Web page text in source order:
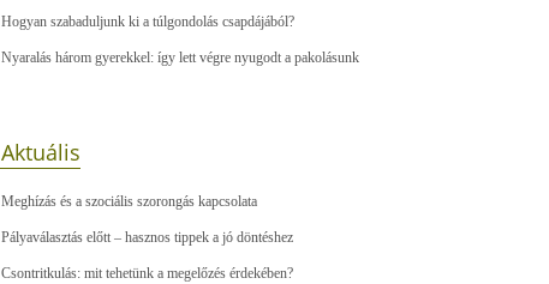
Hogyan szabaduljunk ki a túlgondolás csapdájából?
Nyaralás három gyerekkel: így lett végre nyugodt a pakolásunk
Aktuális
Meghízás és a szociális szorongás kapcsolata
Pályaválasztás előtt – hasznos tippek a jó döntéshez
Csontritkulás: mit tehetünk a megelőzés érdekében?